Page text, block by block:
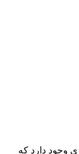
وجود دارد که